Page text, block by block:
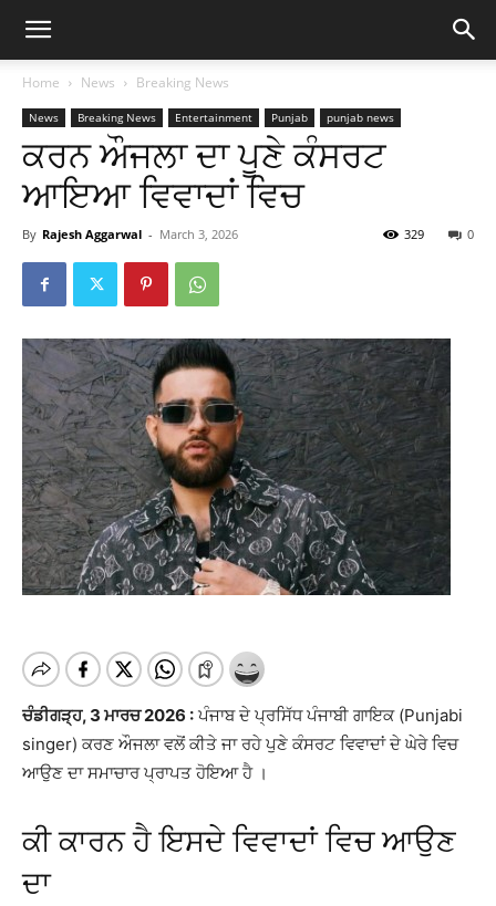
Home News Breaking News
News Breaking News Entertainment Punjab punjab news
ਕਰਨ ਔਜਲਾ ਦਾ ਪੂਣੇ ਕੰਸਰਟ
ਆਇਆ ਵਿਵਾਦਾਂ ਵਿਚ
By Rajesh Aggarwal - March 3, 2026 0
329
ਚੰਡੀਗੜ੍ਹ, 3 ਮਾਰਚ 2026 : ਪੰਜਾਬ ਦੇ ਪ੍ਰਸਿੱਧ ਪੰਜਾਬੀ ਗਾਇਕ (Punjabi
singer) ਕਰਣ ਔਜਲਾ ਵਲੋਂ ਕੀਤੇ ਜਾ ਰਹੇ ਪੁਣੇ ਕੰਸਰਟ ਵਿਵਾਦਾਂ ਦੇ ਘੇਰੇ ਵਿਚ
ਆਉਣ ਦਾ ਸਮਾਚਾਰ ਪ੍ਰਾਪਤ ਹੋਇਆ ਹੈ ।
ਕੀ ਕਾਰਨ ਹੈ ਇਸਦੇ ਵਿਵਾਦਾਂ ਵਿਚ ਆਉਣ
ਦਾ